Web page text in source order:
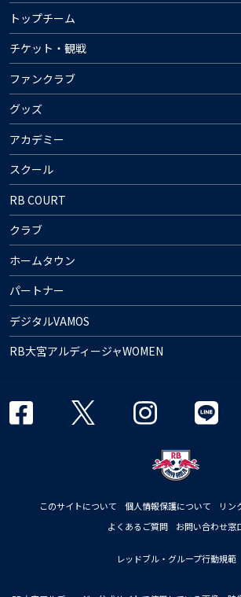
トップチーム
チケット・観戦
ファンクラブ
グッズ
アカデミー
スクール
RB COURT
クラブ
ホームタウン
パートナー
デジタルVAMOS
RB大宮アルディージャWOMEN
このサイトについて 個人情報保護について リン
よくあるご質問
お問い合わせ窓
レッドブル・グループ行動規範